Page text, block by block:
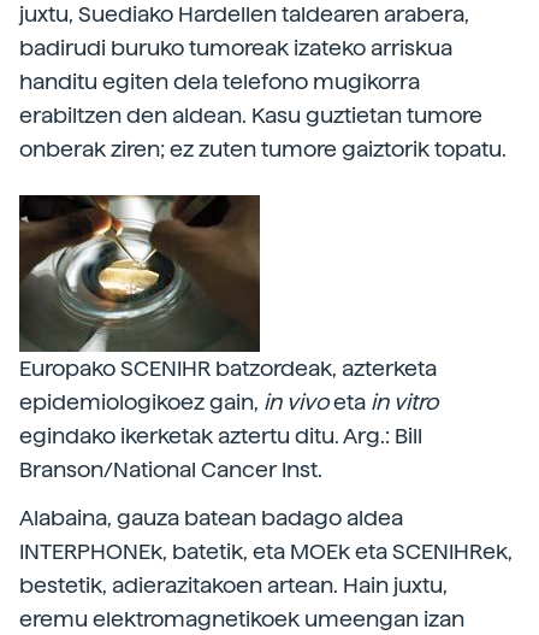
juxtu, Suediako Hardellen taldearen arabera,
badirudi buruko tumoreak izateko arriskua
handitu egiten dela telefono mugikorra
erabiltzen den aldean. Kasu guztietan tumore
onberak ziren; ez zuten tumore gaiztorik topatu.
Europako SCENIHR batzordeak, azterketa
epidemiologikoez gain, in vivoeta in vitro
egindako ikerketak aztertu ditu. Arg.: Bill
Branson/National Cancer Inst.
Alabaina, gauza batean badago aldea
INTERPHONEk, batetik, eta MOEk eta SCENIHRek,
bestetik, adierazitakoen artean. Hain juxtu,
eremu elektromagnetikoek umeengan izan